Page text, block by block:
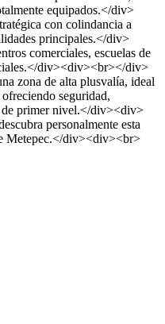
equipados.</div>
con colindancia a
principales.</div>
comerciales, escuelas de
div><div><br></div>
zona de alta plusvalía, ideal
seguridad,
primer nivel.</div><div>
personalmente esta
Metepec.</div><div><br>